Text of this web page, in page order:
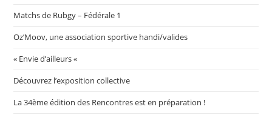
Matchs de Rubgy – Fédérale 1
Oz’Moov, une association sportive handi/valides
« Envie d’ailleurs «
Découvrez l’exposition collective
La 34ème édition des Rencontres est en préparation !